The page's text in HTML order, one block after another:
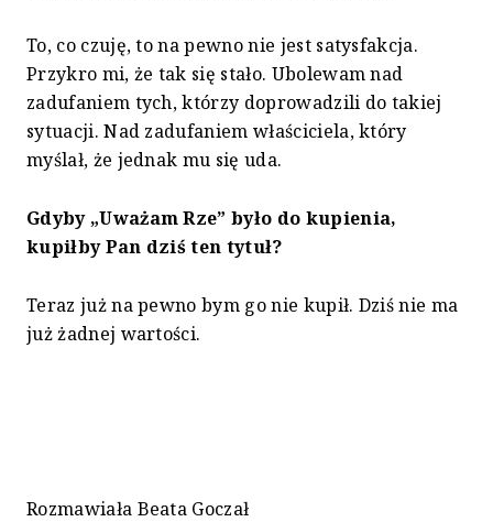
To, co czuję, to na pewno nie jest satysfakcja.
Przykro mi, że tak się stało. Ubolewam nad
zadufaniem tych, którzy doprowadzili do takiej
sytuacji. Nad zadufaniem właściciela, który
myślał, że jednak mu się uda.
Gdyby „Uważam Rze” było do kupienia,
kupiłby Pan dziś ten tytuł?
Teraz już na pewno bym go nie kupił. Dziś nie ma
już żadnej wartości.
Rozmawiała Beata Goczał